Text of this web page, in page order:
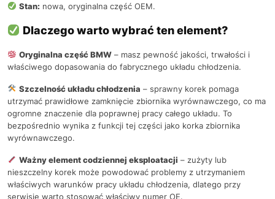
Stan: nowa, oryginalna część OEM.
Dlaczego warto wybrać ten element?
Oryginalna część BMW– masz pewność jakości, trwałości i
właściwego dopasowania do fabrycznego układu chłodzenia.
Szczelność układu chłodzenia – sprawny korek pomaga
utrzymać prawidłowe zamknięcie zbiornika wyrównawczego, co ma
ogromne znaczenie dla poprawnej pracy całego układu. To
bezpośrednio wynika z funkcji tej części jako korka zbiornika
wyrównawczego.
Ważny element codziennej eksploatacji – zużyty lub
nieszczelny korek może powodować problemy z utrzymaniem
właściwych warunków pracy układu chłodzenia, dlatego przy
serwisie warto stosować właściwy numer OE.